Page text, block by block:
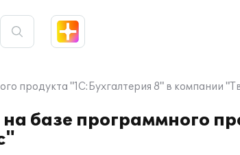
продукта "1С:Бухгалтерия 8" в компании
базе программного